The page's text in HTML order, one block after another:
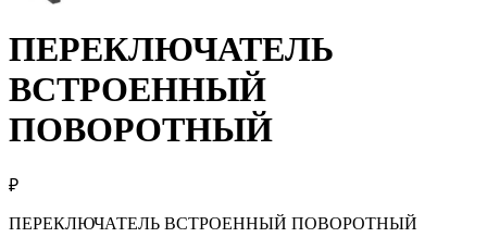
ПЕРЕКЛЮЧАТЕЛЬ
ВСТРОЕННЫЙ
ПОВОРОТНЫЙ
₽
ПЕРЕКЛЮЧАТЕЛЬ ВСТРОЕННЫЙ ПОВОРОТНЫЙ